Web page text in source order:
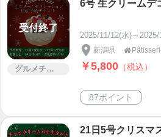
受付終了
グルメチケット
6号 生クリームデ
2025/11/12(水)～
新潟県 
￥5,800 （税込）
87ポイント
21日5号クリスマ